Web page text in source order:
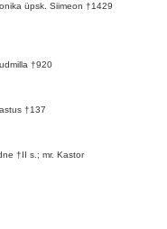
üpsk. Siimeon †1429
†920
†137
†II s.; mr. Kastor